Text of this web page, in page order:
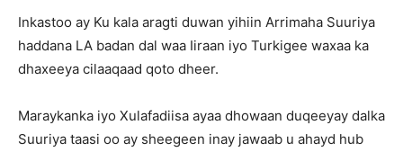
Inkastoo ay Ku kala aragti duwan yihiin Arrimaha Suuriya
haddana LA badan dal waa Iiraan iyo Turkigee waxaa ka
dhaxeeya cilaaqaad qoto dheer.
Maraykanka iyo Xulafadiisa ayaa dhowaan duqeeyay dalka
Suuriya taasi oo ay sheegeen inay jawaab u ahayd hub